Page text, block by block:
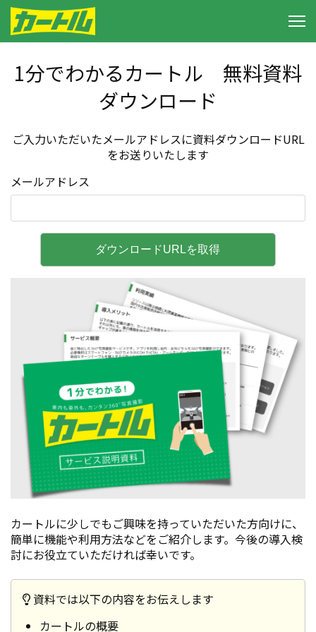
1分でわかるカートル 無料資料
ダウンロード
ご入力いただいたメールアドレスに資料ダウンロードURL
をお送りいたします
メールアドレス
ダウンロードURLを取得
カートルに少しでもご興味を持っていただいた方向けに、
簡単に機能や利用方法などをご紹介します。今後の導入検
討にお役立ていただければ幸いです。
資料では以下の内容をお伝えします
カートルの概要